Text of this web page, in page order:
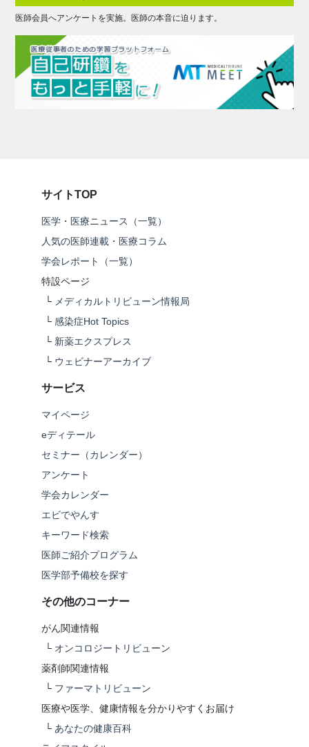
医師会員へアンケートを実施。医師の本音に迫ります。
サイトTOP
医学・医療ニュース（一覧）
人気の医師連載・医療コラム
学会レポート（一覧）
特設ページ
└ メディカルトリビューン情報局
└ 感染症Hot Topics
└ 新薬エクスプレス
└ ウェビナーアーカイブ
サービス
マイページ
eディテール
セミナー（カレンダー）
アンケート
学会カレンダー
エビでやんす
キーワード検索
医師ご紹介プログラム
医学部予備校を探す
その他のコーナー
がん関連情報
└ オンコロジートリビューン
薬剤師関連情報
└ ファーマトリビューン
医療や医学、健康情報を分かりやすくお届け
└ あなたの健康百科